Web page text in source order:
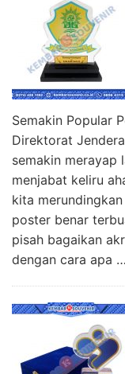
Semakin Popular
Direktorat
semakin merayap
menjabat keliru
kita
poster benar
pisah bagaikan
dengan cara apa …